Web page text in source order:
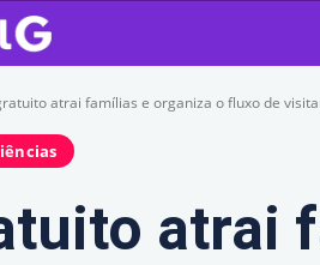
atrai famílias e organiza o fluxo de
atrai